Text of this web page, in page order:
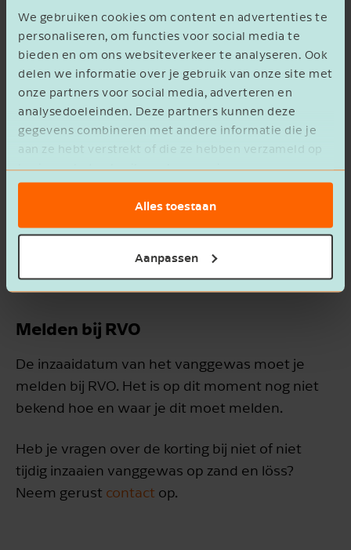
We gebruiken cookies om content en advertenties te
personaliseren, om functies voor social media te
bieden en om ons websiteverkeer te analyseren. Ook
delen we informatie over je gebruik van onze site met
onze partners voor social media, adverteren en
analysedoeleinden. Deze partners kunnen deze
gegevens combineren met andere informatie die je
aan ze hebt verstrekt of die ze hebben verzameld op
basis van het gebruik van hun services.
Alles toestaan
Aanpassen
Korting op bedrijfsniveau
De korting op de stikstofnorm wordt in het
volgende jaar opgelegd. De korting geldt voor
jouw bedrijf ongeacht of het perceel, waarop
het vanggewas niet of te laat is geteeld, nog in
gebruik heeft.
Geen korting bij wintergewas
Je krijgt geen korting als je een ‘wintergewas’
Melden bij RVO
De inzaaidatum van het vanggewas moet je
melden bij RVO. Het is op dit moment nog niet
bekend hoe en waar je dit moet melden.
Heb je vragen over de korting bij niet of niet
tijdig inzaaien vanggewas op zand en löss?
Neem gerust contact op.